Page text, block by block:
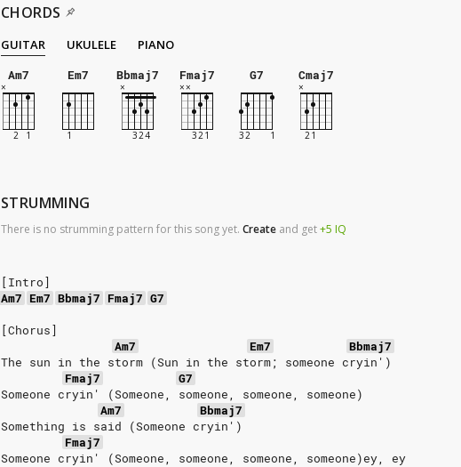
CHORDS
GUITAR UKULELE
PIANO
Am7
Em7 Bbmaj7 Fmaj7 G7 Cmaj7
STRUMMING
There is no strumming pattern for this song yet. Create and get+5 IQ
[Intro]
Am7 Em7 Bbmaj7 Fmaj7 G7
[Chorus]
Am7
Em7
Bbmaj7
The sun in the storm (Sun in the storm; someone cryin')
Fmaj7
G7
Someone cryin' (Someone, someone, someone, someone)
Am7
Bbmaj7
Something is said (Someone cryin')
Fmaj7
Someone cryin' (Someone, someone, someone, someone)ey, ey